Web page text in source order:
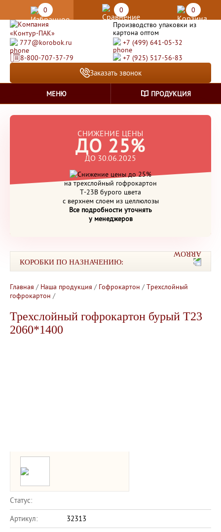
0 0
0
Производство упаковки из
картона оптом
777@korobok.ru
+7 (499) 641-05-32
8-800-707-37-79
+7 (925) 517-56-83
Заказать звонок
МЕНЮ ПРОДУКЦИЯ
СНИЖЕНИЕ ЦЕНЫ
ДО 25%
ДО 30.06.2025
на трехслойный гофрокартон
Т-23В бурого цвета
с верхнем слоем из целлюлозы
Все подробности уточнять
у менеджеров
КОРОБКИ ПО НАЗНАЧЕНИЮ:
Главная / Наша продукция / Гофрокартон / Трехслойный
гофрокартон /
Трехслойный гофрокартон бурый Т23
2060*1400
Статус:
Артикул:
32313